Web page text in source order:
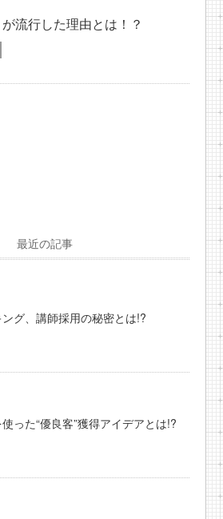
流行した理由とは！？
最近の記事
ング、講師採用の秘密とは!?
った“優良客”獲得アイデアとは!?